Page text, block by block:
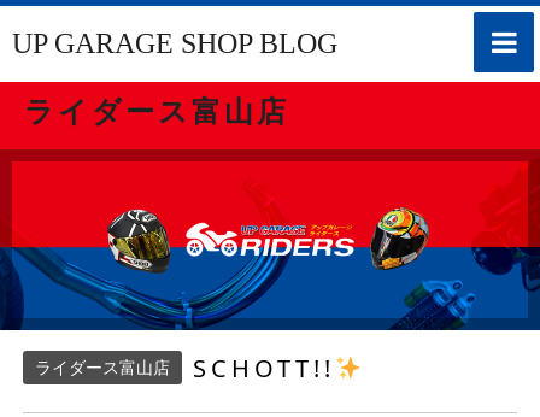
toggle
UP GARAGE SHOP BLOG
ライダース富山店
ライダース富山店 SCHOTT!!